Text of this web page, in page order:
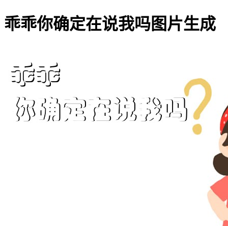
乖乖你确定在说我吗图片生成